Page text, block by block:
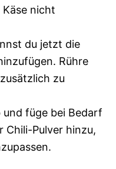
nicht
du jetzt die
Rühre
zu
und füge bei Bedarf
Chili-Pulver hinzu,